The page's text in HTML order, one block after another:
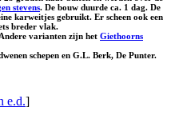
stevens. De bouw duurde ca. 1 dag. De
karweitjes gebruikt. Er scheen ook een
breder vlak.
varianten zijn het Giethoorns
schepen en G.L. Berk, De Punter.
e.d.]